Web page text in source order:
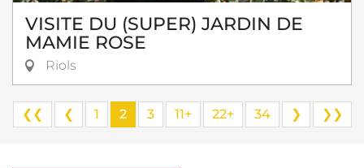
VISITE DU (SUPER) JARDIN DE
MAMIE ROSE
Riols
❮❮ ❮ 1 2 3 11+ 22+ 34 ❯ ❯❯